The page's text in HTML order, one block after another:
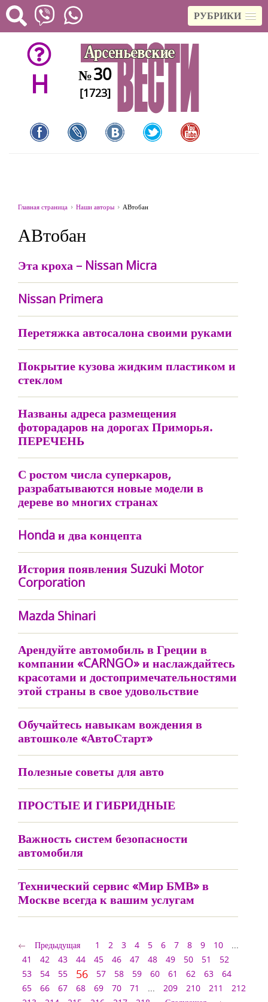
РУБРИКИ
H №30
[1723]
Главная страница Наши авторы АВтобан
АВтобан
Эта кроха – Nissan Micra
Nissan Primera
Перетяжка автосалона своими руками
Покрытие кузова жидким пластиком и
стеклом
Названы адреса размещения
фоторадаров на дорогах Приморья.
ПЕРЕЧЕНЬ
С ростом числа суперкаров,
разрабатываются новые модели в
дереве во многих странах
Honda и два концепта
История появления Suzuki Motor
Corporation
Mazda Shinari
Арендуйте автомобиль в Греции в
компании «CARNGO» и наслаждайтесь
красотами и достопримечательностями
этой страны в свое удовольствие
Обучайтесь навыкам вождения в
автошколе «АвтоСтарт»
Полезные советы для авто
ПРОСТЫЕ И ГИБРИДНЫЕ
Важность систем безопасности
автомобиля
Технический сервис «Мир БМВ» в
Москве всегда к вашим услугам
Предыдущая 1 2 3 4 5 6 7 8 9 10
...
41
42 43 44 45 46 47 48 49 50 51
52
53
54 55 56 57 58 59 60 61 62 63
64
65
66 67 68 69 70 71 ... 209 210 211
212